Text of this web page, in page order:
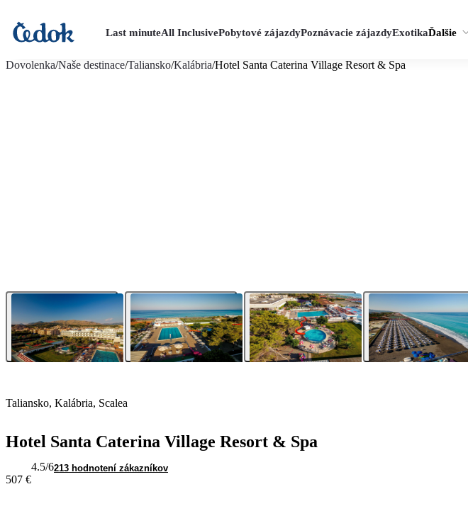
Last minuteAll InclusivePobytové zájazdyPoznávacie zájazdyExotikaĎalšie
Dovolenka/Naše destinace/Taliansko/Kalábria/Hotel Santa Caterina Village Resort & Spa
Taliansko, Kalábria, Scalea
Hotel Santa Caterina Village Resort & Spa
4.5/6213 hodnotení zákazníkov
507 €